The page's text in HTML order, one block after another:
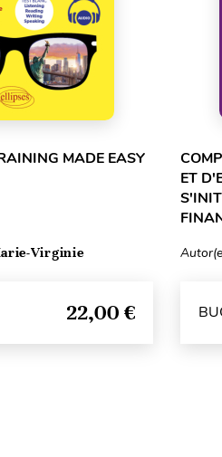
MADE EASY
Virginie
22,00 €
ET